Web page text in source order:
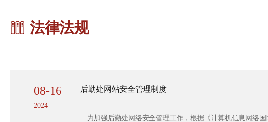
法律法规
08-16
2024
后勤处网站安全管理制度
为加强后勤处网络安全管理工作，根据《计算机信息网络国